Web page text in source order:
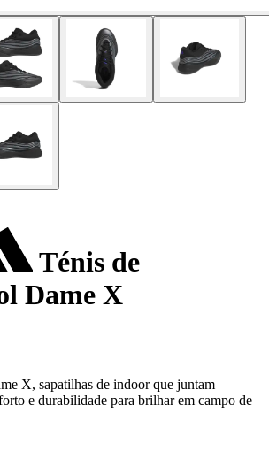
Ténis de
Dame X
X, sapatilhas de indoor que juntam
e durabilidade para brilhar em campo de